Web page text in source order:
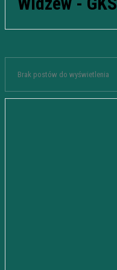
Brak postów do wyświetlenia